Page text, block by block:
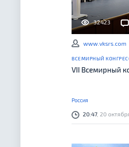
32423
www.vksrs.com
ВСЕМИРНЫЙ
VII Всемирный
Россия
20:47, 20